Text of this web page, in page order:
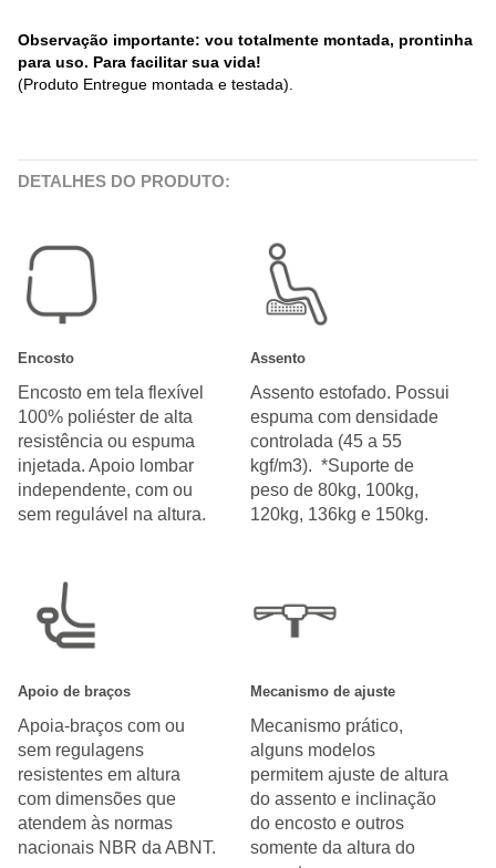
Observação importante: vou totalmente montada, prontinha
para uso. Para facilitar sua vida!
(Produto Entregue montada e testada).
DETALHES DO PRODUTO:
Encosto
Encosto em tela flexível
100% poliéster de alta
resistência ou espuma
injetada. Apoio lombar
independente, com ou
sem regulável na altura.
Assento
Assento estofado. Possui
espuma com densidade
controlada (45 a 55
kgf/m3). *Suporte de
peso de 80kg, 100kg,
120kg, 136kg e 150kg.
Apoio de braços
Apoia-braços com ou
sem regulagens
resistentes em altura
com dimensões que
atendem às normas
nacionais NBR da ABNT.
Mecanismo de ajuste
Mecanismo prático,
alguns modelos
permitem ajuste de altura
do assento e inclinação
do encosto e outros
somente da altura do